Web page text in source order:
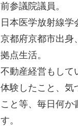
前参議院議員。
日本医学放射線学
京都府京都市出身
拠点生活。
不動産経営もして
体験したこと、気
こと等、毎日何か
す。